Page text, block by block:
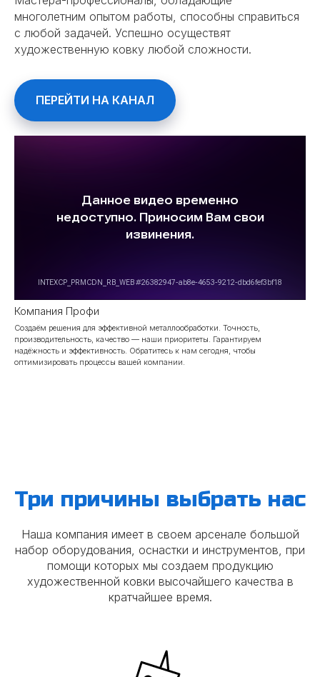
многолетним опытом работы, способны справиться
с любой задачей. Успешно осуществят
художественную ковку любой сложности.
ПЕРЕЙТИ НА КАНАЛ
Компания Профи
Создаём решения для эффективной металлообработки. Точность,
производительность, качество — наши приоритеты. Гарантируем
надёжность и эффективность. Обратитесь к нам сегодня, чтобы
оптимизировать процессы вашей компании.
Три причины выбрать нас
Наша компания имеет в своем арсенале большой
набор оборудования, оснастки и инструментов, при
помощи которых мы создаем продукцию
художественной ковки высочайшего качества в
кратчайшее время.